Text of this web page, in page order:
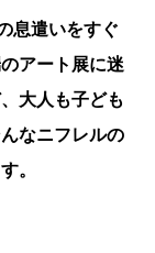
息遣いをすぐ
アート展に迷
大人も子ども
なニフレルの
。